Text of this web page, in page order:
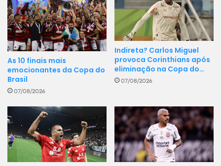
As 10 finais mais
emocionantes da Copa do
Brasil
07/08/2026
Indireta? Carlos Miguel
provoca Corinthians após
eliminação na Copa do…
07/08/2026